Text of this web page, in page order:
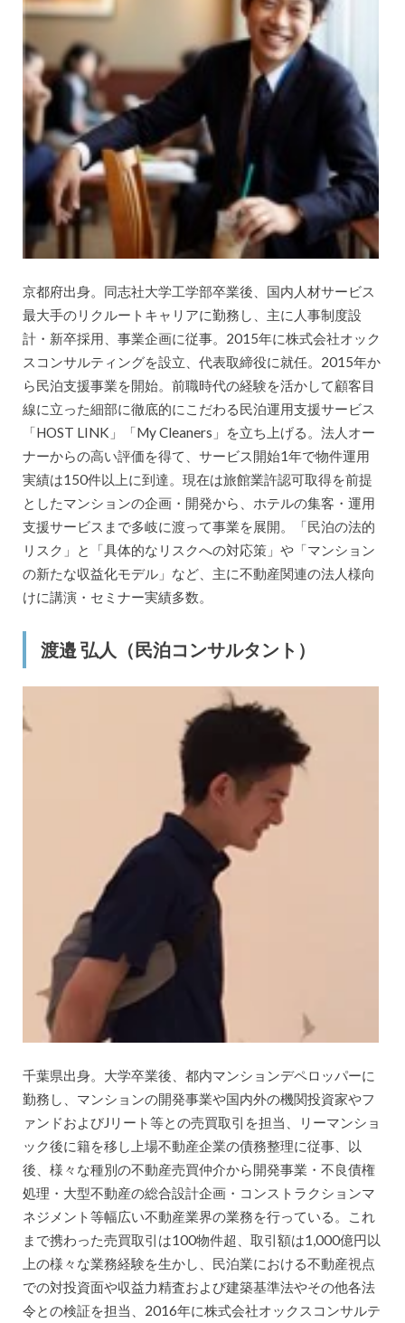
京都府出身。同志社大学工学部卒業後、国内人材サービス
最大手のリクルートキャリアに勤務し、主に人事制度設
計・新卒採用、事業企画に従事。2015年に株式会社オック
スコンサルティングを設立、代表取締役に就任。2015年か
ら民泊支援事業を開始。前職時代の経験を活かして顧客目
線に立った細部に徹底的にこだわる民泊運用支援サービス
「HOST LINK」「My Cleaners」を立ち上げる。法人オー
ナーからの高い評価を得て、サービス開始1年で物件運用
実績は150件以上に到達。現在は旅館業許認可取得を前提
としたマンションの企画・開発から、ホテルの集客・運用
支援サービスまで多岐に渡って事業を展開。「民泊の法的
リスク」と「具体的なリスクへの対応策」や「マンション
の新たな収益化モデル」など、主に不動産関連の法人様向
けに講演・セミナー実績多数。
渡邉 弘人（民泊コンサルタント）
千葉県出身。大学卒業後、都内マンションデペロッパーに
勤務し、マンションの開発事業や国内外の機関投資家やフ
ァンドおよびJリート等との売買取引を担当、リーマンショ
ック後に籍を移し上場不動産企業の債務整理に従事、以
後、様々な種別の不動産売買仲介から開発事業・不良債権
処理・大型不動産の総合設計企画・コンストラクションマ
ネジメント等幅広い不動産業界の業務を行っている。これ
まで携わった売買取引は100物件超、取引額は1,000億円以
上の様々な業務経験を生かし、民泊業における不動産視点
での対投資面や収益力精査および建築基準法やその他各法
令との検証を担当、2016年に株式会社オックスコンサルテ